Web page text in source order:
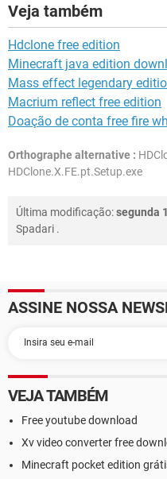
Veja também
Hdclone free edition
Minecraft java edition
Mass effect legendary
Macrium reflect free edition
Doação de conta free fire
Orthographe alternative :
HDClone.X.FE.pt.Setup.exe
Última modificação:segunda
Spadari .
ASSINE NOSSA
VEJA TAMBÉM
Free youtube download
Xv video converter free
Minecraft pocket edition